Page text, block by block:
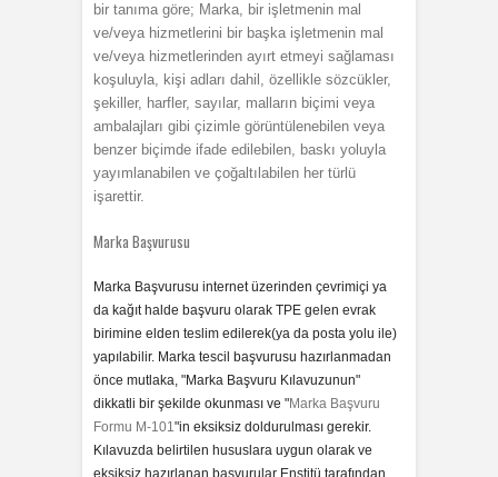
bir tanıma göre; Marka, bir işletmenin mal
ve/veya hizmetlerini bir başka işletmenin mal
ve/veya hizmetlerinden ayırt etmeyi sağlaması
koşuluyla, kişi adları dahil, özellikle sözcükler,
şekiller, harfler, sayılar, malların biçimi veya
ambalajları gibi çizimle görüntülenebilen veya
benzer biçimde ifade edilebilen, baskı yoluyla
yayımlanabilen ve çoğaltılabilen her türlü
işarettir.
Marka Başvurusu
Marka Başvurusu internet üzerinden çevrimiçi ya
da kağıt halde başvuru olarak TPE gelen evrak
birimine elden teslim edilerek(ya da posta yolu ile)
yapılabilir. Marka tescil başvurusu hazırlanmadan
önce mutlaka, "Marka Başvuru Kılavuzunun"
dikkatli bir şekilde okunması ve "Marka Başvuru
Formu M-101"in eksiksiz doldurulması gerekir.
Kılavuzda belirtilen hususlara uygun olarak ve
eksiksiz hazırlanan başvurular Enstitü tarafından